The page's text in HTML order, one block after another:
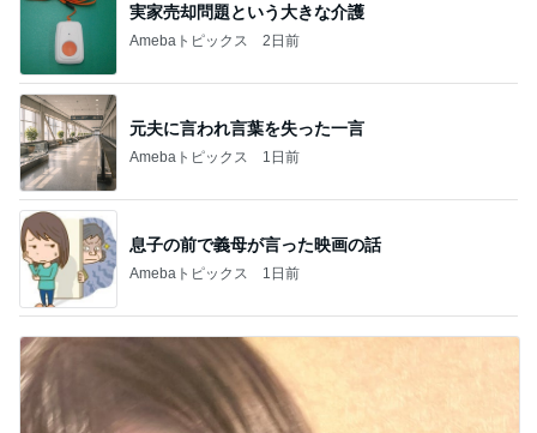
実家売却問題という大きな介護
Amebaトピックス 2日前
元夫に言われ言葉を失った一言
Amebaトピックス 1日前
息子の前で義母が言った映画の話
Amebaトピックス 1日前